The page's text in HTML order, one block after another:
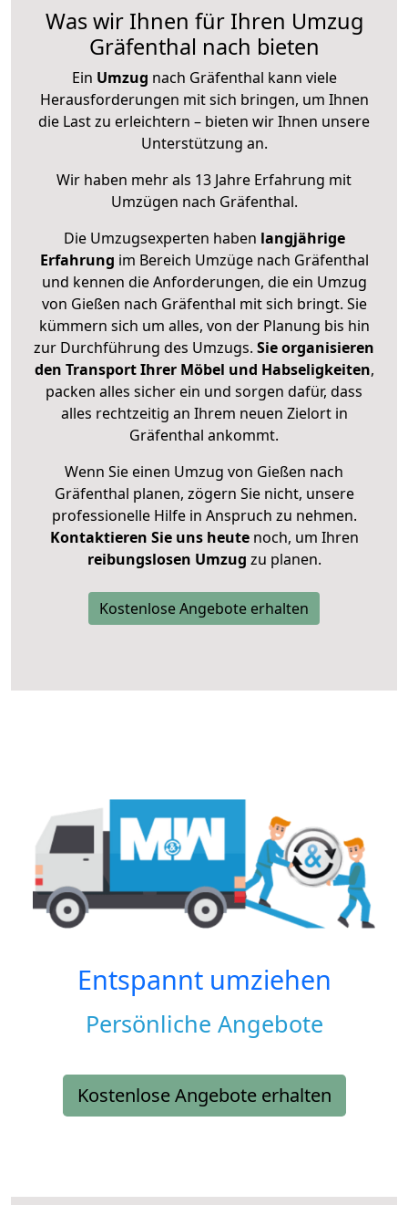
Was wir Ihnen für Ihren Umzug
Gräfenthal nach bieten
Ein Umzug nach Gräfenthal kann viele
Herausforderungen mit sich bringen, um Ihnen
die Last zu erleichtern – bieten wir Ihnen unsere
Unterstützung an.
Wir haben mehr als 13 Jahre Erfahrung mit
Umzügen nach Gräfenthal.
Die Umzugsexperten haben langjährige
Erfahrung im Bereich Umzüge nach Gräfenthal
und kennen die Anforderungen, die ein Umzug
von Gießen nach Gräfenthal mit sich bringt. Sie
kümmern sich um alles, von der Planung bis hin
zur Durchführung des Umzugs. Sie organisieren
den Transport Ihrer Möbel und Habseligkeiten,
packen alles sicher ein und sorgen dafür, dass
alles rechtzeitig an Ihrem neuen Zielort in
Gräfenthal ankommt.
Wenn Sie einen Umzug von Gießen nach
Gräfenthal planen, zögern Sie nicht, unsere
professionelle Hilfe in Anspruch zu nehmen.
Kontaktieren Sie uns heutenoch, um Ihren
reibungslosen Umzug zu planen.
Kostenlose Angebote erhalten
Entspannt umziehen
Persönliche Angebote
Kostenlose Angebote erhalten